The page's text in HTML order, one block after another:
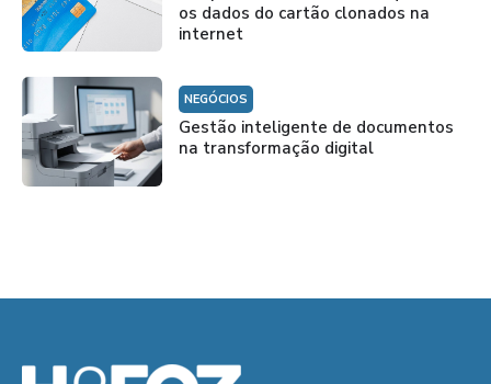
os dados do cartão clonados na
internet
NEGÓCIOS
Gestão inteligente de documentos
na transformação digital